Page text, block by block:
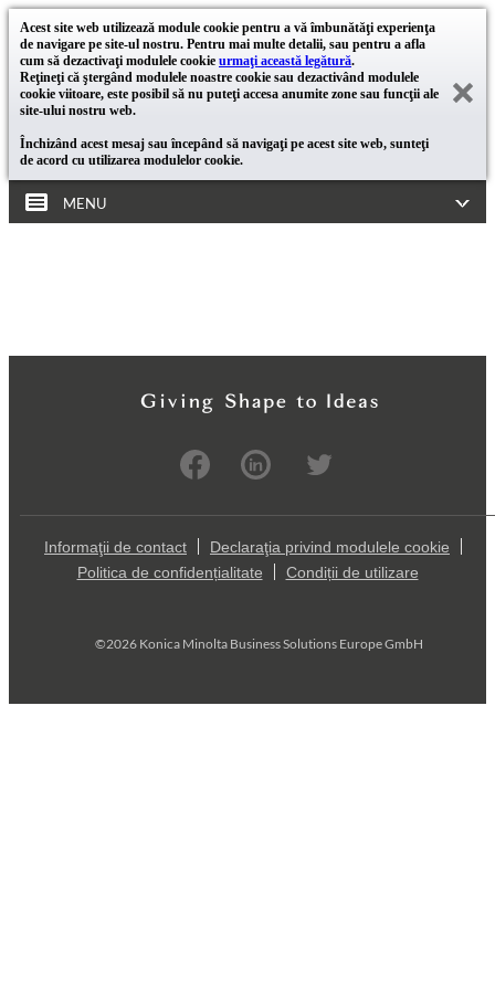
Acest site web utilizează module cookie pentru a vă îmbunătăţi experienţa
de navigare pe site-ul nostru. Pentru mai multe detalii, sau pentru a afla
cum să dezactivaţi modulele cookie urmaţi această legătură.
Reţineţi că ştergând modulele noastre cookie sau dezactivând modulele
cookie viitoare, este posibil să nu puteţi accesa anumite zone sau funcţii ale
site-ului nostru web.
Închizând acest mesaj sau începând să navigaţi pe acest site web, sunteţi
de acord cu utilizarea modulelor cookie.
MENU
Informaţii de contact
Declaraţia privind modulele cookie
Politica de confidențialitate
Condiții de utilizare
©2026 Konica Minolta Business Solutions Europe GmbH